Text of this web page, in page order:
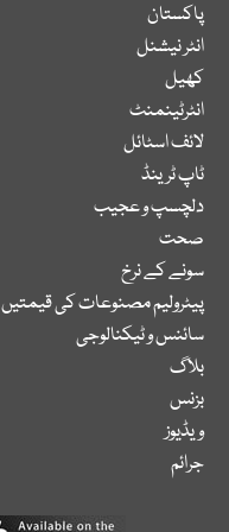
پاکستان
انٹر نیشنل
کھیل
انٹرٹینمنٹ
لائف اسٹائل
ٹاپ ٹرینڈ
دلچسپ و عجیب
صحت
سونے کے نرخ
پیٹرولیم مصنوعات کی قیمتیں
سائنس و ٹیکنالوجی
بلاگ
بزنس
ویڈیوز
جرائم